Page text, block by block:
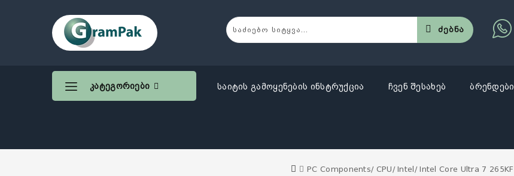
Ძებნა
Კატეგორიები საიტის გამოყენების ინსტრუქცია ჩვენ შესახებ ბრენდები
PC Components/ CPU/ Intel/ Intel Core Ultra 7 265KF